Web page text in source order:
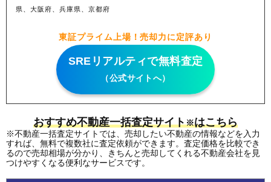
県、大阪府、兵庫県、京都府
東証プライム上場！売却力に定評あり
SREリアルティで無料査定
（公式サイトへ）
おすすめ不動産一括査定サイト※はこちら
※不動産一括査定サイトでは、売却したい不動産の情報などを入力
すれば、無料で複数社に査定依頼ができます。査定価格を比較でき
るので売却相場が分かり、きちんと売却してくれる不動産会社を見
つけやすくなる便利なサービスです。